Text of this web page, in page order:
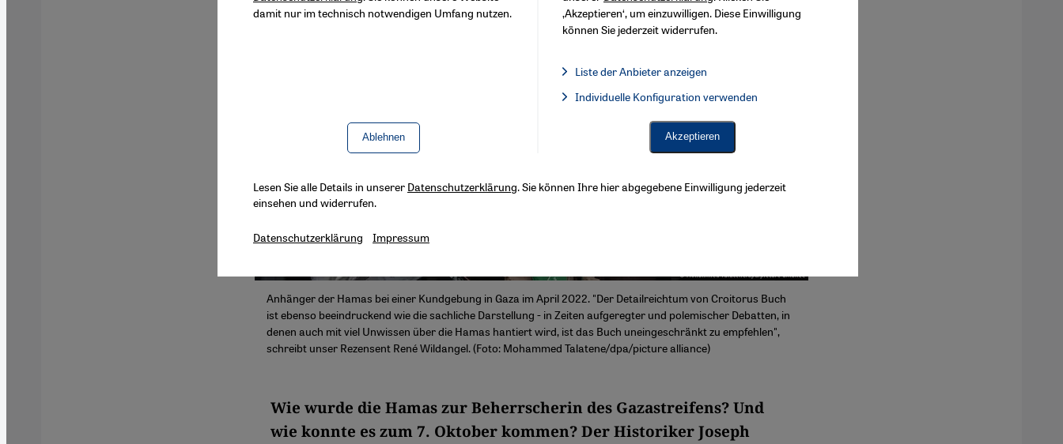
Anhänger der Hamas bei einer Kundgebung in Gaza im April 2022. "Der Detailreichtum von Croitorus Buch
ist ebenso beeindruckend wie die sachliche Darstellung - in Zeiten aufgeregter und polemischer Debatten, in
denen auch mit viel Unwissen über die Hamas hantiert wird, ist das Buch uneingeschränkt zu empfehlen",
schreibt unser Rezensent René Wildangel. (Foto: Mohammed Talatene/dpa/picture alliance)
Wie wurde die Hamas zur Beherrscherin des Gazastreifens? Und
wie konnte es zum 7. Oktober kommen? Der Historiker Joseph
damit nur im technisch notwendigen Umfang nutzen.
Ablehnen
‚Akzeptieren‘, um einzuwilligen. Diese Einwilligung
können Sie jederzeit widerrufen.
Liste der Anbieter anzeigen
Facebook Embed / Facebook Connect, Google Maps Embed, Google Tag Manager, Instagram Embed,
Individuelle Konfiguration verwenden
Akzeptieren
Lesen Sie alle Details in unserer Datenschutzerklärung. Sie können Ihre hier abgegebene Einwilligung jederzeit
einsehen und widerrufen.
Datenschutzerklärung Impressum